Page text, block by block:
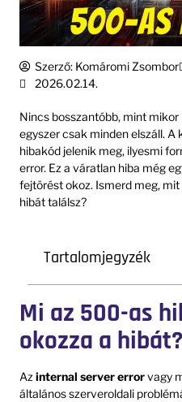
Szerző: Komáromi Zsombor
2026.02.14.
Nincs bosszantóbb, mint
egyszer csak minden elszáll.
hibakód jelenik meg, ilyesmi
error. Ez a váratlan hiba még
fejtörést okoz. Ismerd meg,
hibát találsz?
Tartalomjegyzék
Mi az 500-as
okozza a hibát?
Az internal server errorvagy
általános szerveroldali